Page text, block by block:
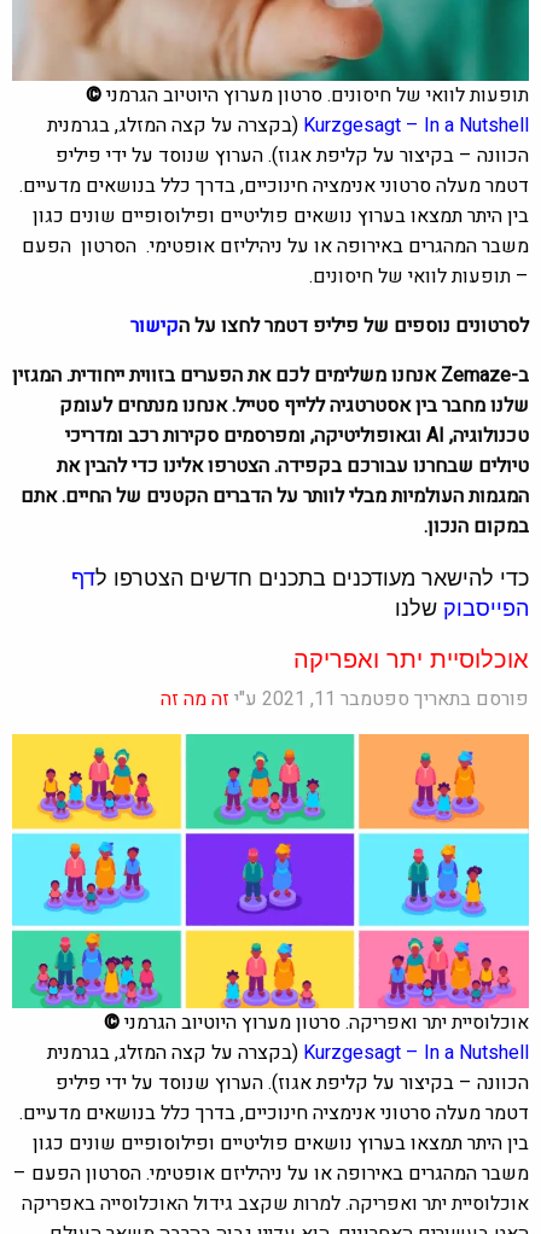
תופעות לוואי של חיסונים.סרטון מערוץ היוטיוב הגרמני©
Kurzgesagt – In a Nutshell(בקצרה על קצה המזלג, בגרמנית
הכוונה – בקיצור על קליפת אגוז). הערוץ שנוסד על ידי פיליפ
דטמר מעלה סרטוני אנימציה חינוכיים, בדרך כלל בנושאים מדעיים.
בין היתר תמצאו בערוץ נושאים פוליטיים ופילוסופיים שונים כגון
משבר המהגרים באירופה או על ניהיליזם אופטימי. הסרטוןהפעם
–תופעות לוואי של חיסונים.
לסרטונים נוספים של פיליפ דטמר לחצו על הקישור
ב-Zemaze אנחנו משלימים לכם את הפערים בזווית ייחודית. המגזין
שלנו מחבר בין אסטרטגיה ללייף סטייל. אנחנו מנתחים לעומק
טכנולוגיה, AI וגאופוליטיקה, ומפרסמים סקירות רכב ומדריכי
טיולים שבחרנו עבורכם בקפידה. הצטרפו אלינו כדי להבין את
המגמות העולמיות מבלי לוותר על הדברים הקטנים של החיים. אתם
במקום הנכון.
כדי להישאר מעודכנים בתכנים חדשים הצטרפו ל דף
הפייסבוקשלנו
אוכלוסיית יתר ואפריקה
פורסם בתאריך ספטמבר 11, 2021 ע"י זה מה זה
אוכלוסיית יתר ואפריקה.סרטון מערוץ היוטיוב הגרמני©
Kurzgesagt – In a Nutshell(בקצרה על קצה המזלג, בגרמנית
הכוונה – בקיצור על קליפת אגוז). הערוץ שנוסד על ידי פיליפ
דטמר מעלה סרטוני אנימציה חינוכיים, בדרך כלל בנושאים מדעיים.
בין היתר תמצאו בערוץ נושאים פוליטיים ופילוסופיים שונים כגון
משבר המהגרים באירופה או על ניהיליזם אופטימי. הסרטוןהפעם –
אוכלוסיית יתר ואפריקה. למרות שקצב גידול האוכלוסייה באפריקה